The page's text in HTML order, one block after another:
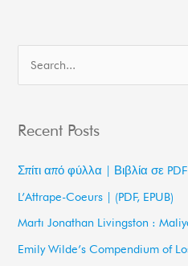
r
r
Recent Posts
Σπίτι από φύλλα | Βιβλία σε PDF
L’Attrape-Coeurs | (PDF, EPUB)
Martı Jonathan Livingston :
Emily Wilde’s Compendium of